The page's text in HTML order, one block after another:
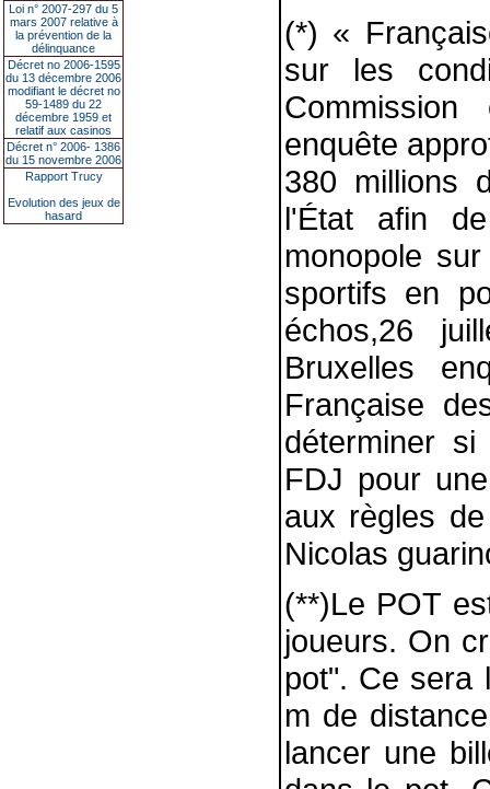
Loi n° 2007-297 du 5
mars 2007 relative à
la prévention de la
délinquance
Décret no 2006-1595
du 13 décembre 2006
modifiant le décret no
59-1489 du 22
décembre 1959 et
relatif aux casinos
Décret n° 2006- 1386
du 15 novembre 2006
Rapport Trucy
Evolution des jeux de
hasard
(*) «
sur les
enquête
380 millions
l'État afin
monopole
sportifs en
échos,26
Bruxelles
Française
déterminer
FDJ pour
aux règles
Nicolas
(**)Le POT
joueurs. On
pot". Ce sera
m de
lancer une